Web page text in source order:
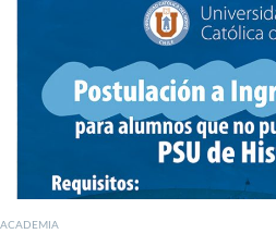
ACADEMIA